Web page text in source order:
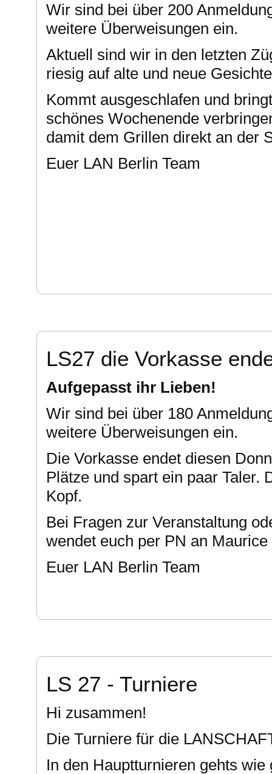
Wir sind bei über 200
weitere Überweisungen ein.
Aktuell sind wir in den letzten
riesig auf alte und neue
Kommt ausgeschlafen und
schönes Wochenende
damit dem Grillen direkt an der
Euer LAN Berlin Team
LS27 die Vorkasse
Aufgepasst ihr Lieben!
Wir sind bei über 180
weitere Überweisungen ein.
Die Vorkasse endet diesen
Plätze und spart ein paar Taler.
Kopf.
Bei Fragen zur Veranstaltung
wendet euch per PN an
Euer LAN Berlin Team
LS 27 - Turniere
Hi zusammen!
Die Turniere für die
In den Hauptturnieren gehts